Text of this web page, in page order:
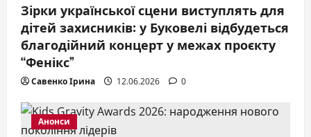
Зірки української сцени виступлять для
дітей захисників: у Буковелі відбудеться
благодійний концерт у межах проєкту
“Фенікс”
Савенко Ірина 12.06.2026 0
Анонси